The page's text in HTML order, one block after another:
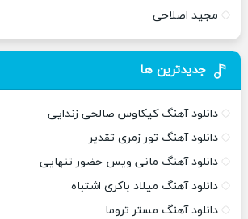
مجید اصلاحی
جدیدترین ها
دانلود آهنگ کیکاوس صالحی زندایی
دانلود آهنگ تور زمری تقدیر
دانلود آهنگ مانی ویس حضور تنهایی
دانلود آهنگ میلاد باکری اشتباه
دانلود آهنگ مستر تروما